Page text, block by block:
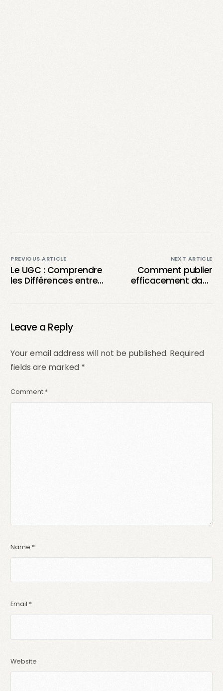
PREVIOUS ARTICLE
Le UGC : Comprendre
les Différences entre
Gratuit
NEXT ARTICLE
Comment publier
efficacement dans
étapes et conseils
Leave a Reply
Your email address will not be published. Required
fields are marked *
Comment *
Name *
Email *
Website